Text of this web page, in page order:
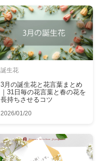
誕生花
3月の誕生花と花言葉まとめ
｜31日毎の花言葉と春の花を
長持ちさせるコツ
2026/01/20